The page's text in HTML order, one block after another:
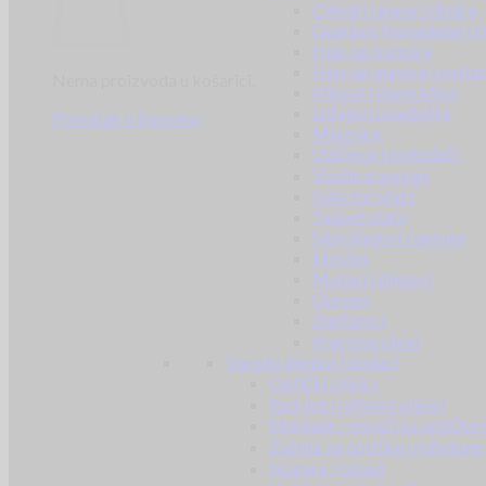
Povratak u trgovinu
Cilindri i glave cilindra
Gearbox (kompletni i
Hop-up komore
Hop-up gumice i
Klipovi i glave klipa
Ležajevi i podloške
Mlaznice
Ožičenja i prekidači
Vodilice opruge
Selector plate
Tappet plate
Sitni dijelovi i opruge
Mosfet
Motori i dijelovi
Opruge
Zupčanici
Precizne cijevi
Vanjski dijelovi i dodaci
Optički ciljnici
Red dot i reflexni ciljnici
Montaže / nosači za optičke
Zaštita za optičke i
Nogare / bipod